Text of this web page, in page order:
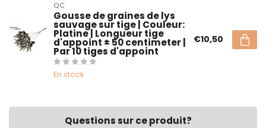
QC
Gousse de graines de lys
sauvage sur tige | Couleur:
Platine | Longueur tige
d'appoint ± 50 centimeter |
Par 10 tiges d'appoint
En stock
€10,50
Questions sur ce produit?